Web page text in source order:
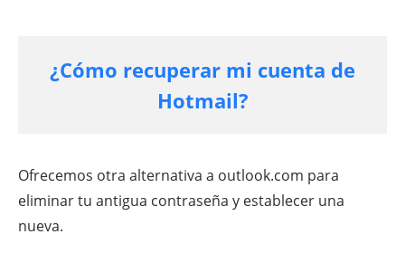
¿Cómo recuperar mi cuenta de
Hotmail?
Ofrecemos otra alternativa a outlook.com para
eliminar tu antigua contraseña y establecer una
nueva.